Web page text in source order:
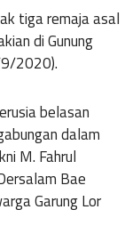
tiga remaja asal
di Gunung
9/2020).
belasan
dalam
M. Fahrul
Bae
Garung Lor